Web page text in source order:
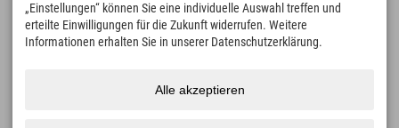
Zeit für Explorer Moments
166
Bergseen und Erlebnisbäder
4.634km
Pisten zum Skifahren und
97
„Einstellungen“ können Sie eine individuelle Auswahl treffen und
erteilte Einwilligungen für die Zukunft widerrufen. Weitere
Informationen erhalten Sie in unserer Datenschutzerklärung.
Alle akzeptieren